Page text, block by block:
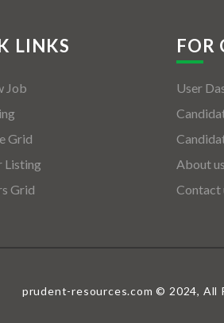
LINKS
Job
Grid
Listing
Grid
FOR
User
About us
Contact
prudent-resources.com © 2024, All